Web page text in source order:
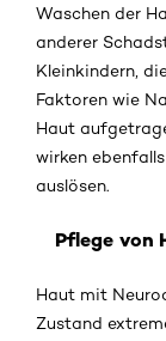
Waschen der
anderer
Kleinkindern,
Faktoren wie
Haut
wirken
auslösen.
Pflege von
Haut mit
Zustand